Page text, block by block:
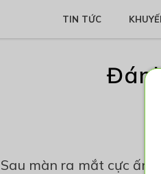
TIN TỨC
Sau màn ra mắt cực ấn